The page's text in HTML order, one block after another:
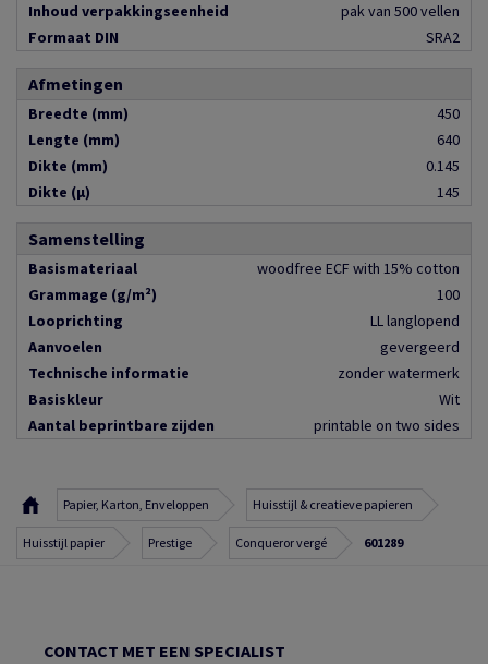
Inhoud verpakkingseenheid
pak van 500 vellen
Formaat DIN
SRA2
Afmetingen
Breedte (mm)
450
Lengte (mm)
640
Dikte (mm)
0.145
Dikte (µ)
145
Samenstelling
Basismateriaal
woodfree ECF with 15% cotton
Grammage (g/m²)
100
Looprichting
LL langlopend
Aanvoelen
gevergeerd
Technische informatie
zonder watermerk
Basiskleur
Wit
Aantal beprintbare zijden
printable on two sides
Papier, Karton, Enveloppen Huisstijl & creatieve papieren
Huisstijl papier Prestige Conqueror vergé 601289
CONTACT MET EEN SPECIALIST